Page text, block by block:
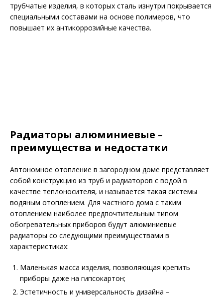
трубчатые изделия, в которых сталь изнутри покрывается
специальными составами на основе полимеров, что
повышает их антикоррозийные качества.
Радиаторы алюминиевые –
преимущества и недостатки
Автономное отопление в загородном доме представляет
собой конструкцию из труб и радиаторов с водой в
качестве теплоносителя, и называется такая системы
водяным отоплением. Для частного дома с таким
отоплением наиболее предпочтительным типом
обогревательных приборов будут алюминиевые
радиаторы со следующими преимуществами в
характеристиках:
Маленькая масса изделия, позволяющая крепить
приборы даже на гипсокартон;
Эстетичность и универсальность дизайна –